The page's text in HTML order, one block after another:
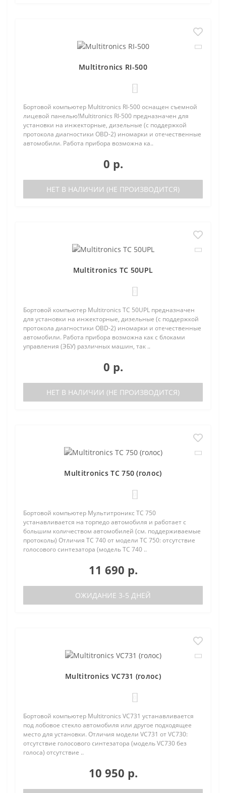
Multitronics RI-500
Бортовой компьютер Multitronics RI-500 оснащен съемной
лицевой панелью!Multitronics RI-500 предназначен для
установки на инжекторные, дизельные (с поддержкой
протокола диагностики OBD-2) иномарки и отечественные
автомобили. Работа прибора возможна ка..
0 р.
НЕТ В НАЛИЧИИ (НЕ ПРОИЗВОДИТСЯ)
Multitronics TC 50UPL
Бортовой компьютер Multitronics TC 50UPL предназначен
для установки на инжекторные, дизельные (с поддержкой
протокола диагностики OBD-2) иномарки и отечественные
автомобили. Работа прибора возможна как с блоками
управления (ЭБУ) различных машин, так ..
0 р.
НЕТ В НАЛИЧИИ (НЕ ПРОИЗВОДИТСЯ)
Multitronics TC 750 (голос)
Бортовой компьютер Мультитроникс TC 750
устанавливается на торпедо автомобиля и работает с
большим количеством автомобилей (см. поддерживаемые
протоколы) Отличия TC 740 от модели TC 750: отсутствие
голосового синтезатора (модель TC 740 ..
11 690 р.
ОЖИДАНИЕ 3-5 ДНЕЙ
Multitronics VC731 (голос)
Бортовой компьютер Multitronics VC731 устанавливается
под лобовое стекло автомобиля или другое подходящее
место для установки. Отличия модели VC731 от VC730:
отсутствие голосового синтезатора (модель VC730 без
голоса) отсутствие ..
10 950 р.